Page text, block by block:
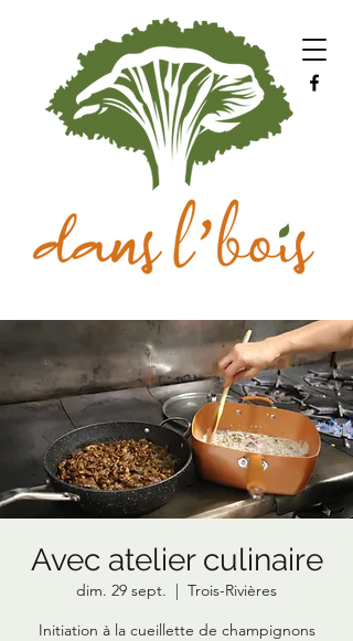
Avec atelier culinaire
dim. 29 sept.
  |
Trois-Rivières
Initiation à la cueillette de champignons